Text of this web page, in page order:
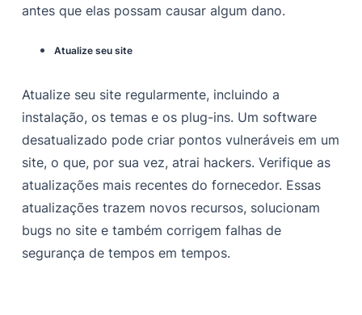
antes que elas possam causar algum dano.
Atualize seu site
Atualize seu site regularmente, incluindo a
instalação, os temas e os plug-ins. Um software
desatualizado pode criar pontos vulneráveis em um
site, o que, por sua vez, atrai hackers. Verifique as
atualizações mais recentes do fornecedor. Essas
atualizações trazem novos recursos, solucionam
bugs no site e também corrigem falhas de
segurança de tempos em tempos.